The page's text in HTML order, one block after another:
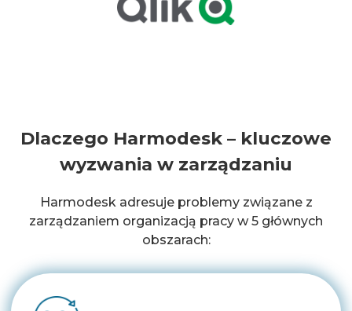
Dlaczego Harmodesk – kluczowe
wyzwania w zarządzaniu
Harmodesk adresuje problemy związane z
zarządzaniem organizacją pracy w 5 głównych
obszarach: